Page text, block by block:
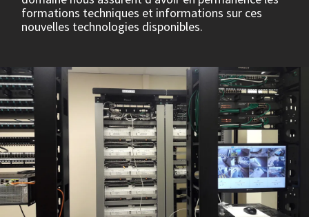
formations techniques et informations sur ces
nouvelles technologies disponibles.